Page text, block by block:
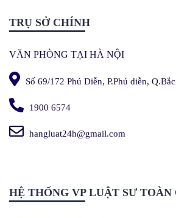
TRỤ SỞ CHÍNH
VĂN PHÒNG TẠI HÀ NỘI
Số 69/172 Phú Diễn, P.Phú diễn,
1900 6574
hangluat24h@gmail.com
HỆ THỐNG VP LUẬT SƯ TOÀN